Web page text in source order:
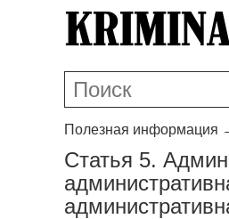
Полезная информация
Статья 5.